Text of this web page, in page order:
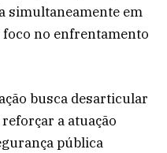
simultaneamente em
no enfrentamento
busca desarticular
a atuação
pública